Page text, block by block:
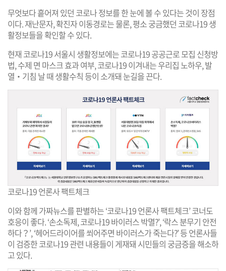
무엇보다 흩어져 있던 코로나 정보를 한 눈에 볼 수 있다는 것이 장점
이다. 재난문자, 확진자 이동경로는 물론, 평소 궁금했던 코로나19 생
활정보들을 확인할 수 있다.
현재 코로나19 서울시 생활정보에는 코로나19 공공근로 모집 신청방
법, 수제 면 마스크 효과 여부, 코로나19 이겨내는 우리집 노하우, 발
열‧기침 날 때 생활수칙 등이 소개돼 눈길을 끈다.
코로나19 언론사 팩트체크
이와 함께 가짜뉴스를 판별하는 ‘코로나19 언론사 팩트체크’ 코너도
호응이 좋다. ‘손소독제, 코로나19 바이러스 박멸?’, ‘락스 분무기 안전
하다？’, ‘헤어드라이어를 쐬어주면 바이러스가 죽는다?’ 등 언론사들
이 검증한 코로나19 관련 내용들이 게재돼 시민들의 궁금증을 해소하
고 있다.